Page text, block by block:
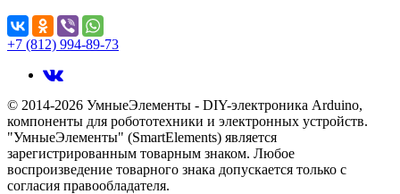
+7 (812) 994-89-73
© 2014-2026 УмныеЭлементы - DIY-электроника Arduino,
компоненты для робототехники и электронных устройств.
"УмныеЭлементы" (SmartElements) является
зарегистрированным товарным знаком. Любое
воспроизведение товарного знака допускается только с
согласия правообладателя.